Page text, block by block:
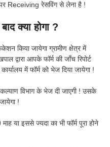
पर Receiving रेसविंग से लेना है !
क्या होगा ?
किया जायेगा ग्रामीण क्षेत्र में
द्वारा आपके फॉर्म की जाँच रिपोर्ट
में फॉर्म को भेज दिया जायेगा !
विभाग के भेज दी जाएगी ! उसके
!
या इससे ज्यदा का भी फॉर्म पूरा होने